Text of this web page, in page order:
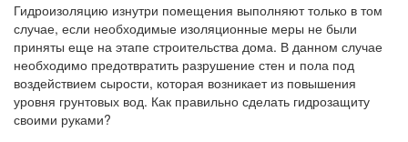
Гидроизоляцию изнутри помещения выполняют только в том
случае, если необходимые изоляционные меры не были
приняты еще на этапе строительства дома. В данном случае
необходимо предотвратить разрушение стен и пола под
воздействием сырости, которая возникает из повышения
уровня грунтовых вод. Как правильно сделать гидрозащиту
своими руками?